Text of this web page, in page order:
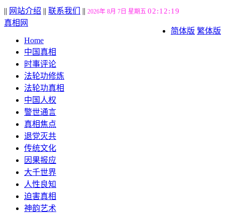
|| 网站介绍 || 联系我们 || 2026年 8月 7日 星期五 02:12:20
简体版 繁体版
真相网
Home
中国真相
时事评论
法轮功修炼
法轮功真相
中国人权
警世通言
真相焦点
退党灭共
传统文化
因果报应
大千世界
人性良知
迫害真相
神韵艺术